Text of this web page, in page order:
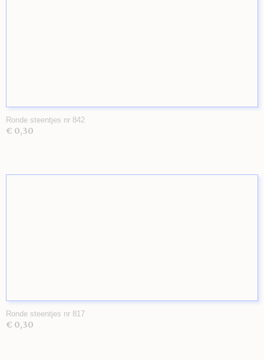
Ronde steentjes nr 842
€ 0,30
Ronde steentjes nr 817
€ 0,30